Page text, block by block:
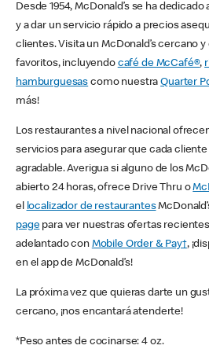
Desde 1954, McDonald’s se ha
y a dar un servicio rápido a precios
clientes. Visita un McDonald’s cercano y
favoritos, incluyendo café de McCafé®,
hamburguesas como nuestraQuarter
más!
Los restaurantes a nivel nacional
servicios para asegurar que cada
agradable. Averigua si alguno de los
abierto 24 horas, ofrece Drive Thru o
el localizador de restaurantes
pagepara ver nuestras ofertas
adelantado con Mobile Order & Pay†,
en el app de McDonald’s!
La próxima vez que quieras darte un
cercano, ¡nos encantará atenderte!
*Peso antes de cocinarse: 4 oz.